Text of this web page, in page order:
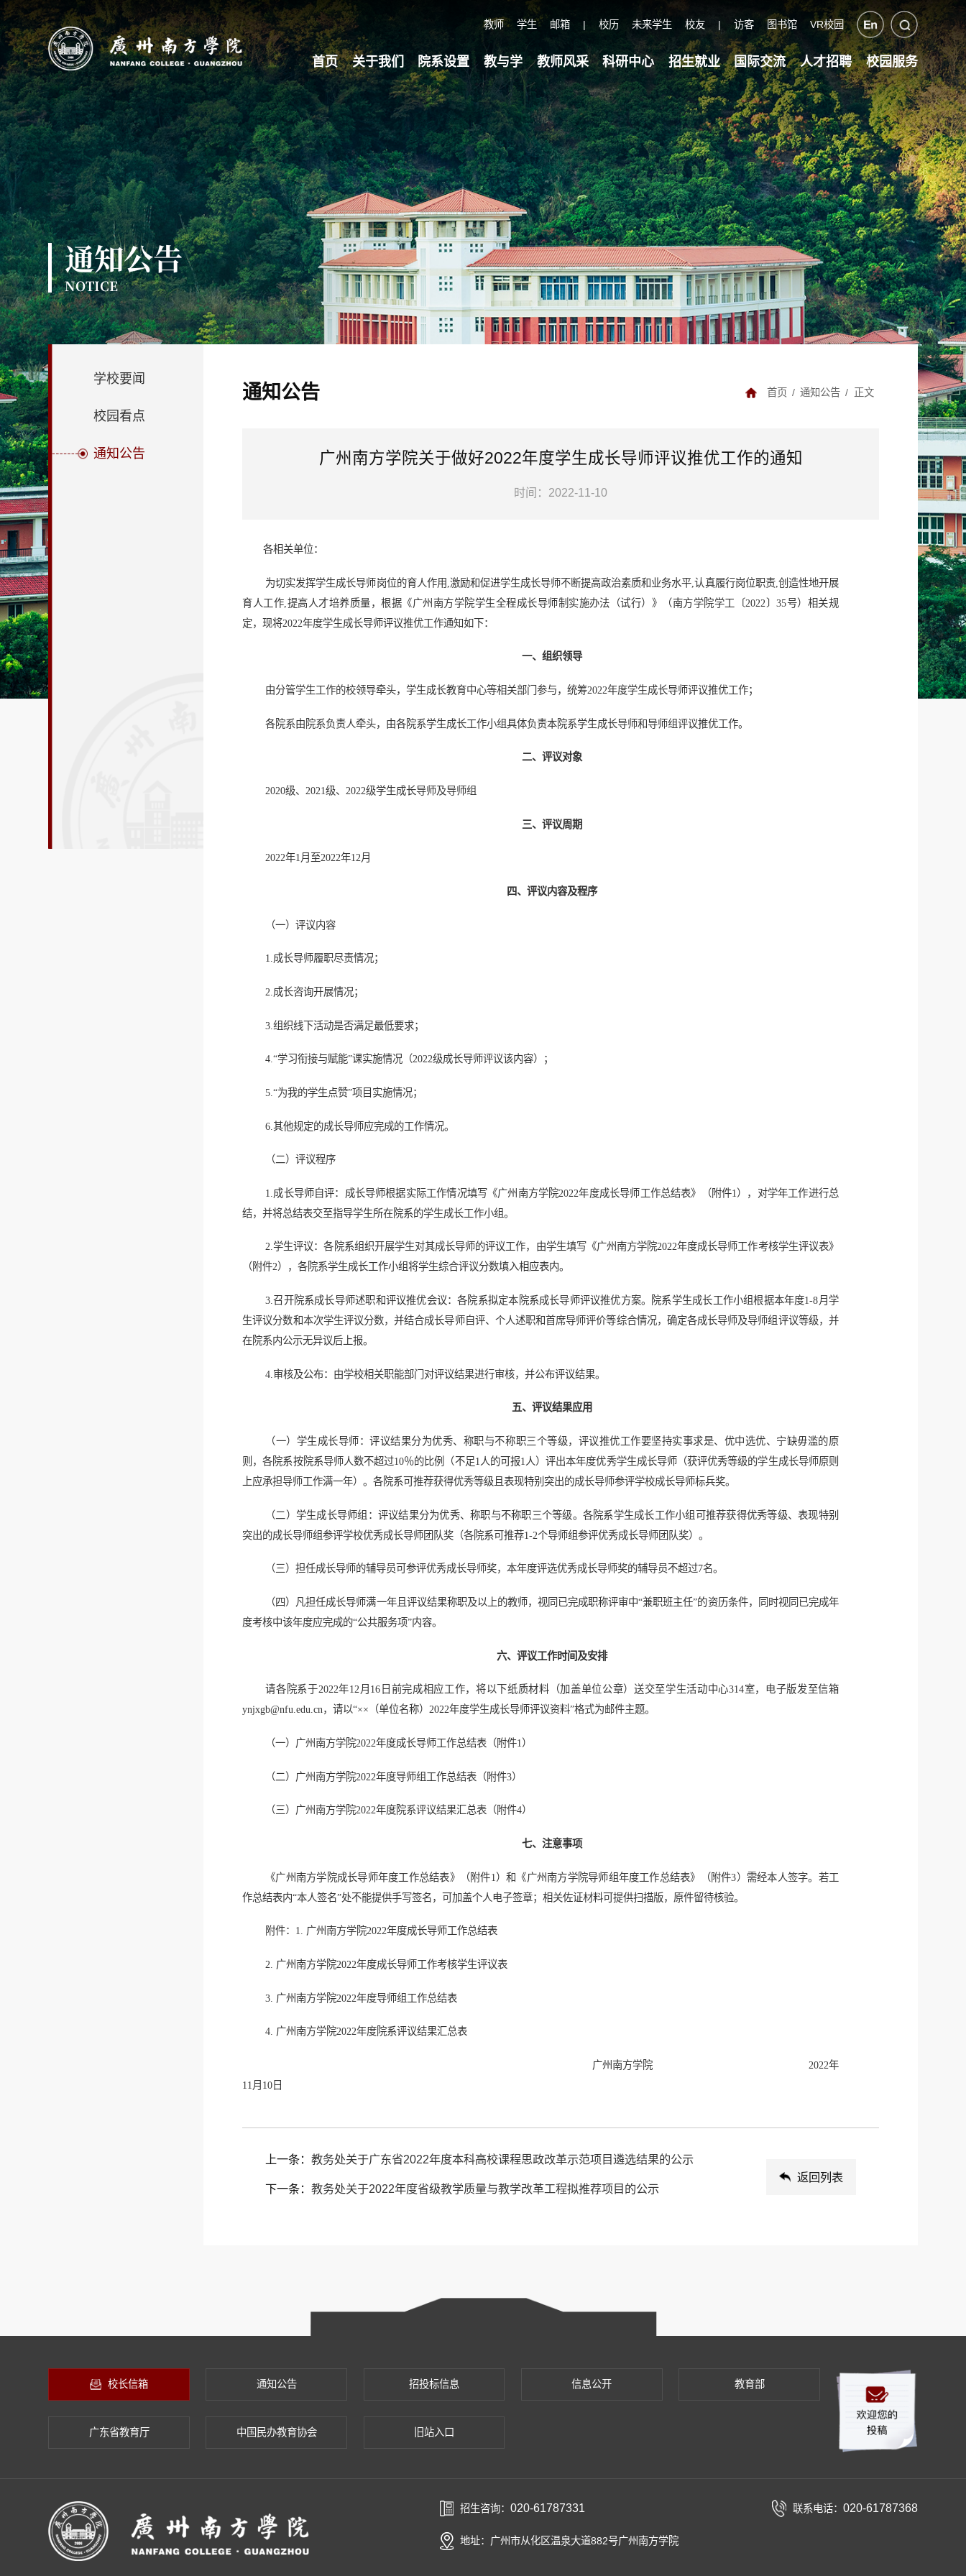
教师 学生 邮箱 | 校历 未来学生 校友 | 访客 图书馆 VR校园
首页 关于我们 院系设置 教与学 教师风采 科研中心 招生就业 国际交流 人才招聘 校园服务
通知公告
NOTICE
学校要闻
校园看点
通知公告
通知公告 首页 / 通知公告 / 正文
广州南方学院关于做好2022年度学生成长导师评议推优工作的通知
时间：2022-11-10
各相关单位：
为切实发挥学生成长导师岗位的育人作用,激励和促进学生成长导师不断提高政治素质和业务水平,认真履行岗位职责,创造性地开展
育人工作,提高人才培养质量，根据《广州南方学院学生全程成长导师制实施办法（试行）》（南方学院学工〔2022〕35号）相关规
定，现将2022年度学生成长导师评议推优工作通知如下：
一、组织领导
由分管学生工作的校领导牵头，学生成长教育中心等相关部门参与，统筹2022年度学生成长导师评议推优工作；
各院系由院系负责人牵头，由各院系学生成长工作小组具体负责本院系学生成长导师和导师组评议推优工作。
二、评议对象
2020级、2021级、2022级学生成长导师及导师组
三、评议周期
2022年1月至2022年12月
四、评议内容及程序
（一）评议内容
1.成长导师履职尽责情况；
2.成长咨询开展情况；
3.组织线下活动是否满足最低要求；
4.“学习衔接与赋能”课实施情况（2022级成长导师评议该内容）；
5.“为我的学生点赞”项目实施情况；
6.其他规定的成长导师应完成的工作情况。
（二）评议程序
1.成长导师自评：成长导师根据实际工作情况填写《广州南方学院2022年度成长导师工作总结表》（附件1），对学年工作进行总
结，并将总结表交至指导学生所在院系的学生成长工作小组。
2.学生评议：各院系组织开展学生对其成长导师的评议工作，由学生填写《广州南方学院2022年度成长导师工作考核学生评议表》
（附件2），各院系学生成长工作小组将学生综合评议分数填入相应表内。
3.召开院系成长导师述职和评议推优会议：各院系拟定本院系成长导师评议推优方案。院系学生成长工作小组根据本年度1-8月学
生评议分数和本次学生评议分数，并结合成长导师自评、个人述职和首席导师评价等综合情况，确定各成长导师及导师组评议等级，并
在院系内公示无异议后上报。
4.审核及公布：由学校相关职能部门对评议结果进行审核，并公布评议结果。
五、评议结果应用
（一）学生成长导师：评议结果分为优秀、称职与不称职三个等级，评议推优工作要坚持实事求是、优中选优、宁缺毋滥的原
则，各院系按院系导师人数不超过10％的比例（不足1人的可报1人）评出本年度优秀学生成长导师（获评优秀等级的学生成长导师原则
上应承担导师工作满一年）。各院系可推荐获得优秀等级且表现特别突出的成长导师参评学校成长导师标兵奖。
（二）学生成长导师组：评议结果分为优秀、称职与不称职三个等级。各院系学生成长工作小组可推荐获得优秀等级、表现特别
突出的成长导师组参评学校优秀成长导师团队奖（各院系可推荐1-2个导师组参评优秀成长导师团队奖）。
（三）担任成长导师的辅导员可参评优秀成长导师奖，本年度评选优秀成长导师奖的辅导员不超过7名。
（四）凡担任成长导师满一年且评议结果称职及以上的教师，视同已完成职称评审中“兼职班主任”的资历条件，同时视同已完成年
度考核中该年度应完成的“公共服务项”内容。
六、评议工作时间及安排
请各院系于2022年12月16日前完成相应工作，将以下纸质材料（加盖单位公章）送交至学生活动中心314室，电子版发至信箱
ynjxgb@nfu.edu.cn，请以“××（单位名称）2022年度学生成长导师评议资料”格式为邮件主题。
（一）广州南方学院2022年度成长导师工作总结表（附件1）
（二）广州南方学院2022年度导师组工作总结表（附件3）
（三）广州南方学院2022年度院系评议结果汇总表（附件4）
七、注意事项
《广州南方学院成长导师年度工作总结表》（附件1）和《广州南方学院导师组年度工作总结表》（附件3）需经本人签字。若工
作总结表内“本人签名”处不能提供手写签名，可加盖个人电子签章；相关佐证材料可提供扫描版，原件留待核验。
附件：1. 广州南方学院2022年度成长导师工作总结表
2. 广州南方学院2022年度成长导师工作考核学生评议表
3. 广州南方学院2022年度导师组工作总结表
4. 广州南方学院2022年度院系评议结果汇总表
广州南方学院
2022年
11月10日
上一条： 教务处关于广东省2022年度本科高校课程思政改革示范项目遴选结果的公示
下一条： 教务处关于2022年度省级教学质量与教学改革工程拟推荐项目的公示
返回列表
校长信箱 通知公告 招投标信息 信息公开 教育部
广东省教育厅 中国民办教育协会 旧站入口
招生咨询：020-61787331 联系电话： 020-61787368
地址：广州市从化区温泉大道882号广州南方学院